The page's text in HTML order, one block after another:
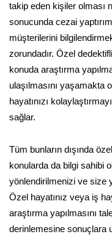
takip eden kişiler olması
sonucunda cezai
müşterilerini
zorundadır. Özel
konuda araştırma
ulaşılmasını
hayatınızı
sağlar.
Tüm bunların dışında
konularda da bilgi sahibi
yönlendirilmenizi ve size
Özel hayatınız veya iş
araştırma yapılmasını
derinlemesine sonuçlara